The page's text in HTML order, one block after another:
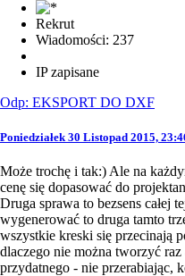
Rekrut
Wiadomości: 237
IP zapisane
Odp: EKSPORT DO DXF
Poniedziałek 30 Listopad 2015,
Może trochę i tak:) Ale na
cenę się dopasować do
Druga sprawa to bezsens całej
wygenerować to druga tamto
wszystkie kreski się przecinają
dlaczego nie można tworzyć
przydatnego - nie przerabiając,